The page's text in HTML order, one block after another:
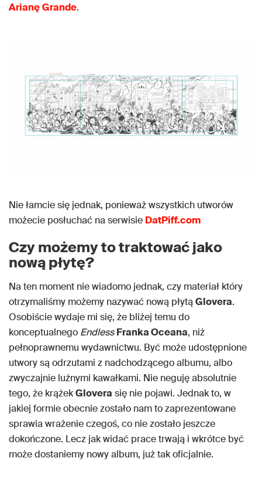
ArianęGrande.
Nie łamcie się jednak, ponieważ wszystkich utworów
możecie posłuchać na serwisie DatPiff.com
Czy możemy to traktować jako
nową płytę?
Na ten moment nie wiadomo jednak, czy materiał który
otrzymaliśmy możemy nazywać nową płytąGlovera.
Osobiście wydaje mi się, że bliżej temu do
konceptualnego Endless Franka Oceana, niż
pełnoprawnemu wydawnictwu. Być może udostępnione
utwory są odrzutami z nadchodzącego albumu, albo
zwyczajnie luźnymi kawałkami. Nie neguję absolutnie
tego, że krążekGlovera się nie pojawi. Jednak to, w
jakiej formie obecnie zostało nam to zaprezentowane
sprawia wrażenie czegoś, co nie zostało jeszcze
dokończone. Lecz jak widać prace trwają i wkrótce być
może dostaniemy nowy album, już tak oficjalnie.